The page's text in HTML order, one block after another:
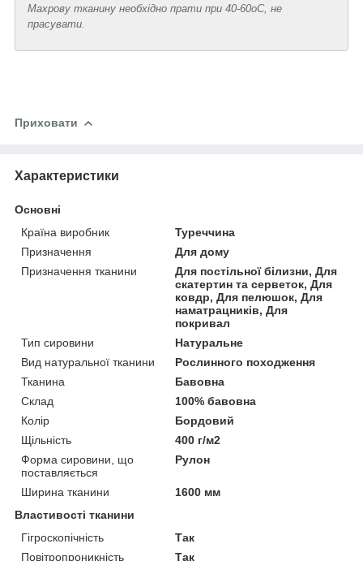
Махрову тканину необхідно прати при 40-60оС, не
прасувати.
Приховати
Характеристики
Основні
Країна виробник
Туреччина
Призначення
Для дому
Призначення тканини
Для постільної білизни, Для
скатертин та серветок, Для
ковдр, Для пелюшок, Для
наматрацників, Для
покривал
Тип сировини
Натуральне
Вид натуральної тканини
Рослинного походження
Тканина
Бавовна
Склад
100% бавовна
Колір
Бордовий
Щільність
400 г/м2
Форма сировини, що
поставляється
Рулон
Ширина тканини
1600 мм
Властивості тканини
Гігроскопічність
Так
Повітропроникність
Так